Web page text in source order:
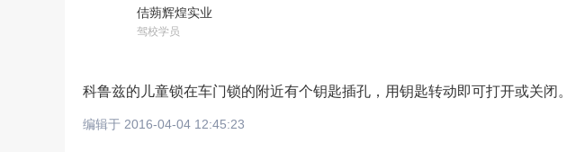
佶蒴辉煌实业
驾校学员
科鲁兹的儿童锁在车门锁的附近有个钥匙插孔，用钥匙转动即可打开或关闭。
编辑于 2016-04-04 12:45:23
请输入视频地址，目前暂时只支持优酷